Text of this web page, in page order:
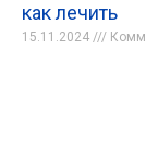
как лечить
15.11.2024